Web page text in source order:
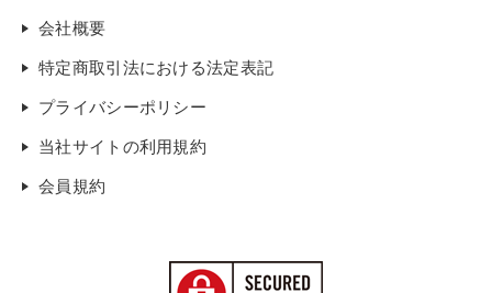
会社概要
特定商取引法における法定表記
プライバシーポリシー
当社サイトの利用規約
会員規約